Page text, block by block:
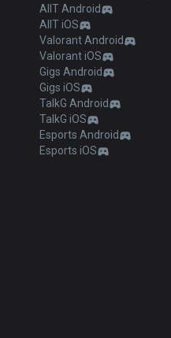
AllT Android
AllT iOS
Valorant Android
Valorant iOS
Gigs Android
Gigs iOS
TalkG Android
TalkG iOS
Esports Android
Esports iOS